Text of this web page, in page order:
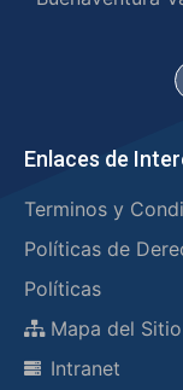
Enlaces de
Terminos y
Políticas de
Políticas
Mapa del Sitio
Intranet